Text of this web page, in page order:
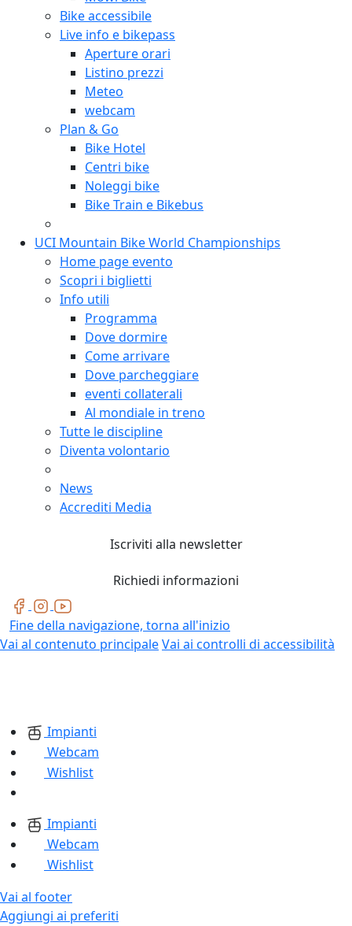
Bike accessibile
Live info e bikepass
Aperture orari
Listino prezzi
Meteo
webcam
Plan & Go
Bike Hotel
Centri bike
Noleggi bike
Bike Train e Bikebus
UCI Mountain Bike World Championships
Home page evento
Scopri i biglietti
Info utili
Programma
Dove dormire
Come arrivare
Dove parcheggiare
eventi collaterali
Al mondiale in treno
Tutte le discipline
Diventa volontario
News
Accrediti Media
Iscriviti alla newsletter
Richiedi informazioni
Fine della navigazione, torna all'inizio
Vai al contenuto principaleVai ai controlli di accessibilità
Impianti
Webcam
Wishlist
Impianti
Webcam
Wishlist
Vai al footer
Aggiungi ai preferiti